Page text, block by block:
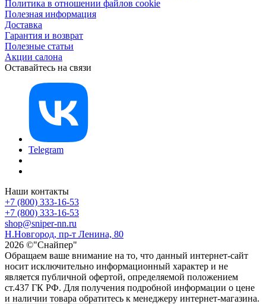
Политика в отношении файлов cookie
Полезная информация
Доставка
Гарантия и возврат
Полезные статьи
Акции салона
Оставайтесь на связи
Telegram
Наши контакты
+7 (800) 333-16-53
+7 (800) 333-16-53
shop@sniper-nn.ru
Н.Новгород, пр-т Ленина, 80
2026 ©"Снайпер"
Обращаем ваше внимание на то, что данный интернет-сайт
носит исключительно информационный характер и не
является публичной офертой, определяемой положением
ст.437 ГК РФ. Для получения подробной информации о цене
и наличии товара обратитесь к менеджеру интернет-магазина.